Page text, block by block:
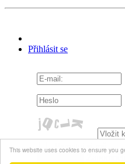
This website uses cookies to ensure you
Přihlásit se
Pamatuj si mě